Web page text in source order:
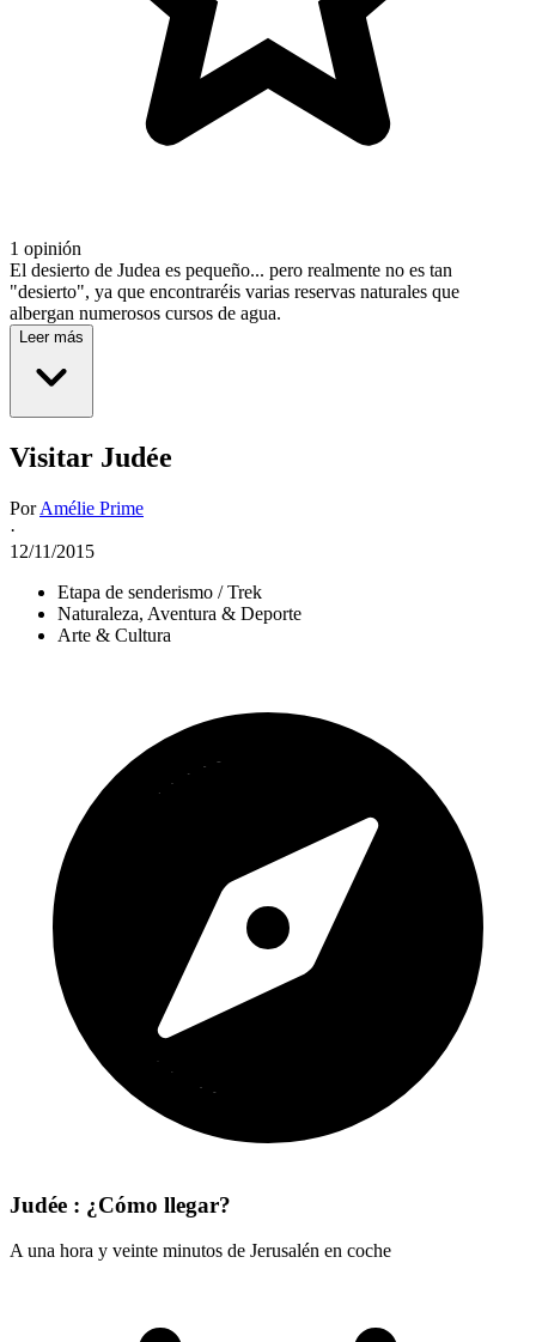
1 opinión
El desierto de Judea es pequeño... pero realmente no es tan
"desierto", ya que encontraréis varias reservas naturales que
albergan numerosos cursos de agua.
Leer más
Visitar Judée
PorAmélie Prime
·
12/11/2015
Etapa de senderismo / Trek
Naturaleza, Aventura & Deporte
Arte & Cultura
Judée : ¿Cómo llegar?
A una hora y veinte minutos de Jerusalén en coche